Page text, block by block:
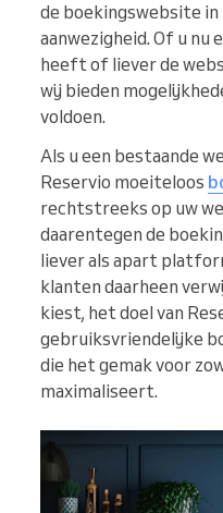
de boekingswebsite in
aanwezigheid. Of u nu
heeft of liever de
wij bieden
voldoen.
Als u een bestaande
Reservio moeiteloos
rechtstreeks op uw
daarentegen de
liever als apart
klanten daarheen
kiest, het doel van
gebruiksvriendelijke
die het gemak voor
maximaliseert.